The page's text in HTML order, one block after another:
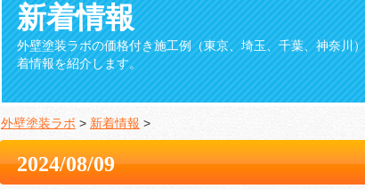
新着情報
外壁塗装ラボの価格付き施工例（東京、埼玉、千葉、神奈川
着情報を紹介します。
外壁塗装ラボ > 新着情報 >
2024/08/09